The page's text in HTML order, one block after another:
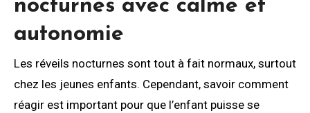
nocturnes avec calme et
autonomie
Les réveils nocturnes sont tout à fait normaux, surtout
chez les jeunes enfants. Cependant, savoir comment
réagir est important pour que l’enfant puisse se